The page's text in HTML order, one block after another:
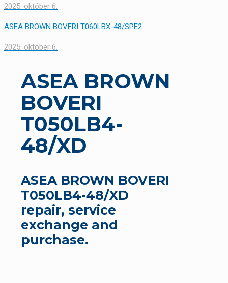
2025. október 6.
ASEA BROWN BOVERI T060LBX-48/SPE2
2025. október 6.
ASEA BROWN
BOVERI
T050LB4-
48/XD
ASEA BROWN BOVERI
T050LB4-48/XD
repair, service
exchange and
purchase.